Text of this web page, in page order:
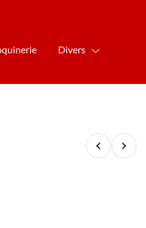
Divers